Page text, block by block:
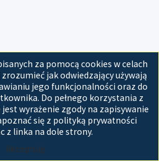
za pomocą cookies w celach
jak odwiedzający używają
jego funkcjonalności oraz do
Do pełnego korzystania z
wyrażenie zgody na zapisywanie
się z polityką prywatności
z linka na dole strony.
Akceptuję